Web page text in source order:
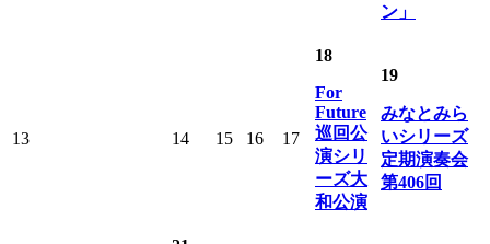
ン」
13 14 15 16 17
18
For
Future
巡回公
演シリ
ーズ大
和公演
19
みなとみら
いシリーズ
定期演奏会
第406回